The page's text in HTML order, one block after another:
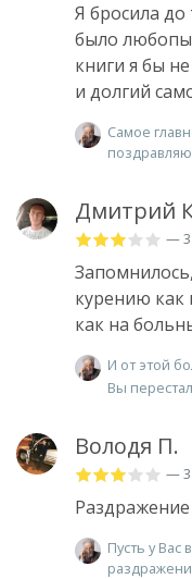
Я бросила до
было
книги я бы
и долгий
Самое
Дмитрий
— 3
курению как
как на
И от этой
Вы
Володя П.
— 3
Пусть у Вас